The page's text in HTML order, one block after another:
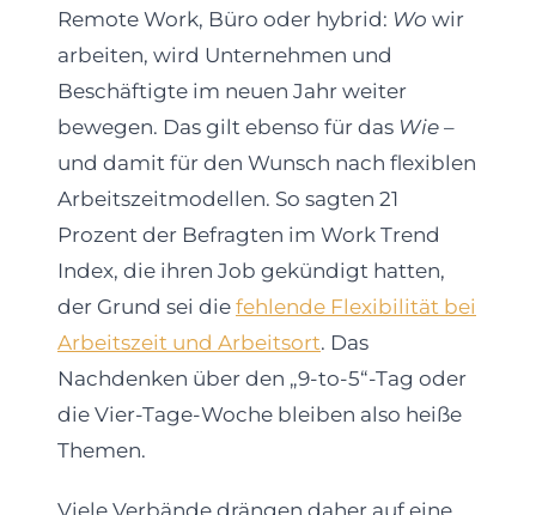
Remote Work, Büro oder hybrid: Wo wir
arbeiten, wird Unternehmen und
Beschäftigte im neuen Jahr weiter
bewegen. Das gilt ebenso für das Wie –
und damit für den Wunsch nach flexiblen
Arbeitszeitmodellen. So sagten 21
Prozent der Befragten im Work Trend
Index, die ihren Job gekündigt hatten,
der Grund sei die fehlende Flexibilität bei
Arbeitszeit und Arbeitsort. Das
Nachdenken über den „9-to-5“-Tag oder
die Vier-Tage-Woche bleiben also heiße
Themen.
Viele Verbände drängen daher auf eine